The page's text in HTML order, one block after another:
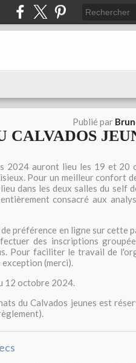
Publié par
CALVADOS
2024 auront lieu les 19 et 20
Pour un meilleur confort
dans les deux salles du self
consacré aux
préférence en ligne sur cette
des inscriptions
Pour faciliter le travail de
(merci).
12 octobre 2024.
du Calvados jeunes est